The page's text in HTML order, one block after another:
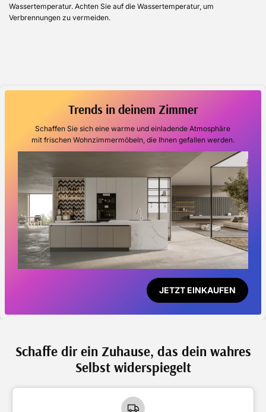
Wassertemperatur. Achten Sie auf die Wassertemperatur, um
Verbrennungen zu vermeiden.
Trends in deinem Zimmer
Schaffen Sie sich eine warme und einladende Atmosphäre
mit frischen Wohnzimmermöbeln, die Ihnen gefallen werden.
JETZT EINKAUFEN
Schaffe dir ein Zuhause, das dein wahres
Selbst widerspiegelt